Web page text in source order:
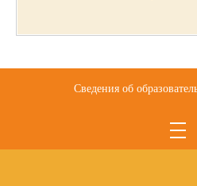
Сведения об